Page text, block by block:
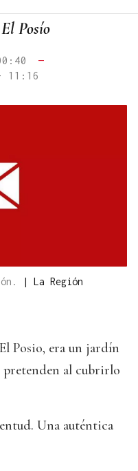
Posío
—
11:16
| La Región
Posio, era un jardín
pretenden al cubrirlo
Una auténtica